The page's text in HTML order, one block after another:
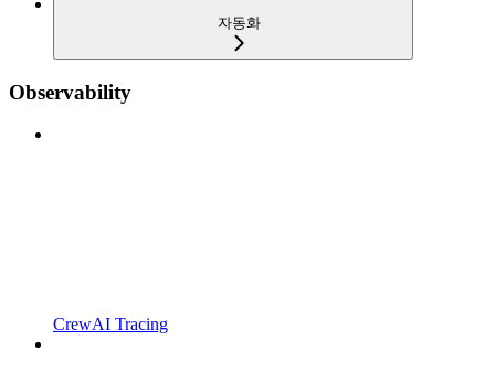
자동화
Observability
CrewAI Tracing